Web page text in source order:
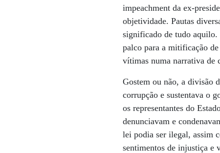
impeachment da ex-
objetividade. Pautas
significado de tudo aquilo.
palco para a mitificação
vítimas numa narrativa de
Gostem ou não, a divisão
corrupção e sustentava o
os representantes do
denunciavam e
lei podia ser ilegal, assim
sentimentos de injustiça e